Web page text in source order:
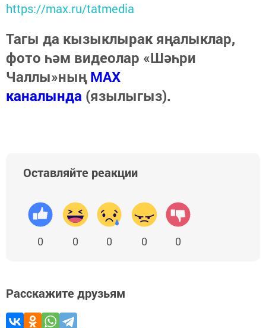
https://max.ru/tatmedia
Тагы да кызыклырак яңалыклар,
фото һәм видеолар «Шәһри
Чаллы»ныңMAX
каналында (язылыгыз).
Оставляйте реакции
0 0 0 0 0
Расскажите друзьям